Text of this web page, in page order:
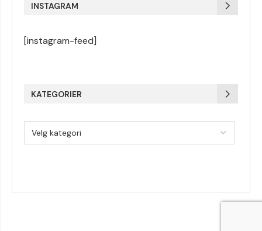
INSTAGRAM
[instagram-feed]
KATEGORIER